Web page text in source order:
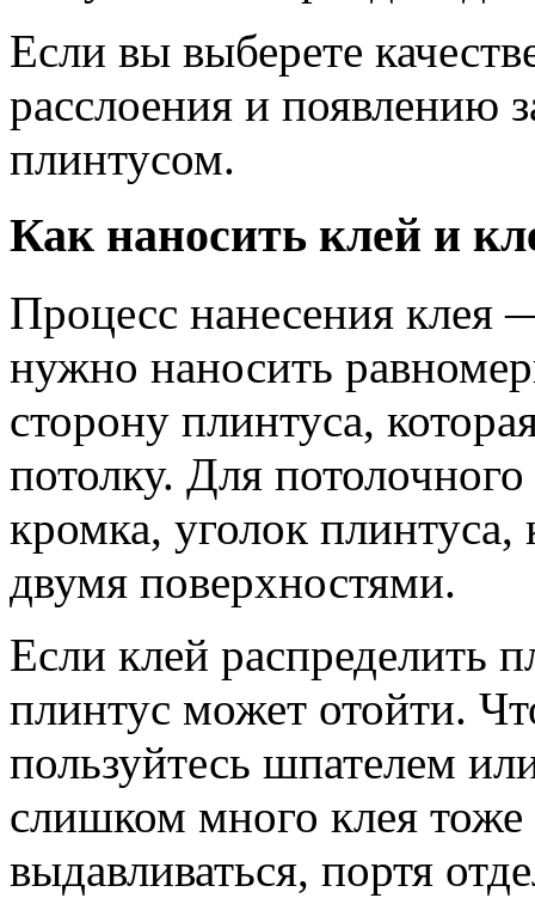
Если вы выберете
расслоения и появлению
плинтусом.
Как наносить клей и
Процесс нанесения клея
нужно наносить
сторону плинтуса,
потолку. Для
кромка, уголок плинтуса,
двумя поверхностями.
Если клей распределить
плинтус может отойти.
пользуйтесь шпателем
слишком много клея
выдавливаться, портя